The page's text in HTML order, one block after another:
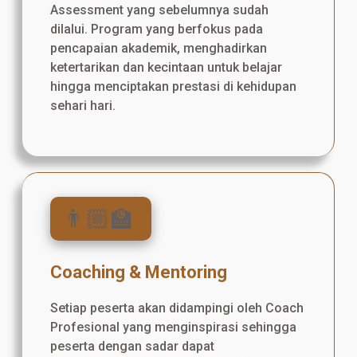
Assessment yang sebelumnya sudah
dilalui. Program yang berfokus pada
pencapaian akademik, menghadirkan
ketertarikan dan kecintaan untuk belajar
hingga menciptakan prestasi di kehidupan
sehari hari.
👨🏼‍🏫
Coaching & Mentoring
Setiap peserta akan didampingi oleh Coach
Profesional yang menginspirasi sehingga
peserta dengan sadar dapat